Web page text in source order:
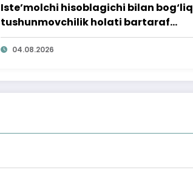
Iste’molchi hisoblagichi bilan bog‘liq
tushunmovchilik holati bartaraf
qilindi
04.08.2026